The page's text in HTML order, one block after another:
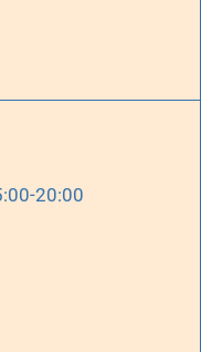
20:00